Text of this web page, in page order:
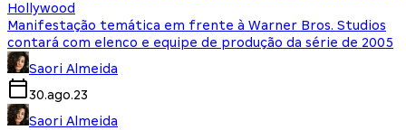
Hollywood
Manifestação temática em frente à Warner Bros. Studios
contará com elenco e equipe de produção da série de 2005
Saori Almeida
30.ago.23
Saori Almeida